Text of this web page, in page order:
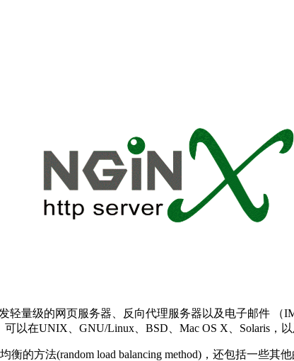
轻量级的网页服务器、反向代理服务器以及电子邮件
以在UNIX、GNU/Linux、BSD、Mac OS X、Solaris，以
的方法(random load balancing method)，还包括一些其他